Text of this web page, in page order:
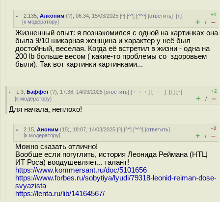
2.135 ,Алконим (?), 06:34, 15/03/2025 [^] [^^] [^^^] [ответить][↑]
[к модератору]
+1
+ / –
Жизненный опыт: я познакомился с одной на картинках она
была 9/10 шикарная женщина и характер у неё был
достойный, веселая. Когда её встретил в жизни - одна на
200 lb больше весом ( какие-то проблемы со здоровьем
были). Так вот картинки картинками...
1.3 ,Баффет (?), 17:36, 14/03/2025 [ответить] [ ﹢﹢﹢] [ · · ·][↓] [↑]
[к модератору]
+2
+ / –
Для начала, неплохо!
2.15 ,Аноним (15), 18:07, 14/03/2025 [^] [^^] [^^^] [ответить]
[к модератору]
–2
+ / –
Можно сказать отлично!
Вообще если погуглить, история Леонида Реймана (НТЦ
ИТ Роса) воодушевляет... талант!
https://www.kommersant.ru/doc/5101656
https://www.forbes.ru/sobytiya/lyudi/79318-leonid-reiman-dose-
svyazista
https://lenta.ru/lib/14164567/